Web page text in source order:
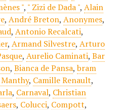
", " Zizi de Dada ", Alain
, André Breton, Anonymes,
, Antonio Recalcati,
, Armand Silvestre, Arturo
, Aurelio Caminati, Bar
, Bianca de Pansa,bram
, Camille Renault,
, Carnaval, Christian
, Colucci, Compott,